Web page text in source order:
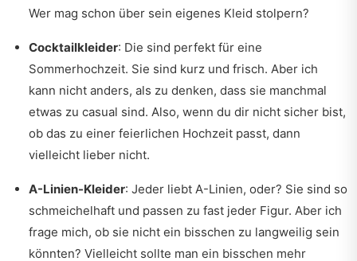
Wer mag schon über sein eigenes Kleid stolpern?
Cocktailkleider: Die sind perfekt für eine
Sommerhochzeit. Sie sind kurz und frisch. Aber ich
kann nicht anders, als zu denken, dass sie manchmal
etwas zu casual sind. Also, wenn du dir nicht sicher bist,
ob das zu einer feierlichen Hochzeit passt, dann
vielleicht lieber nicht.
A-Linien-Kleider: Jeder liebt A-Linien, oder? Sie sind so
schmeichelhaft und passen zu fast jeder Figur. Aber ich
frage mich, ob sie nicht ein bisschen zu langweilig sein
könnten? Vielleicht sollte man ein bisschen mehr